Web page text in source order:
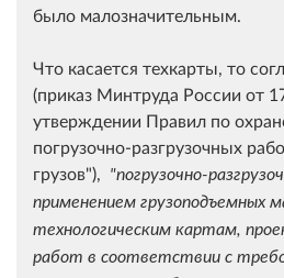
было малозначительным.
Что касается техкарты, то
(приказ Минтруда России от
утверждении Правил по
погрузочно-разгрузочных
грузов"),
"погрузочно-
применением грузоподъемных
технологическим картам,
работ в соответствии с